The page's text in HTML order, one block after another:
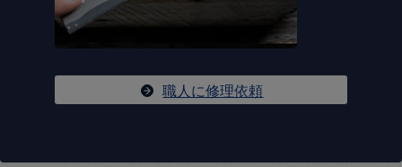
職人に修理依頼